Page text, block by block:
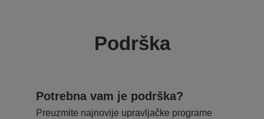
Podrška
Potrebna vam je podrška?
Preuzmite najnovije upravljačke programe